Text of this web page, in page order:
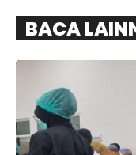
BACA